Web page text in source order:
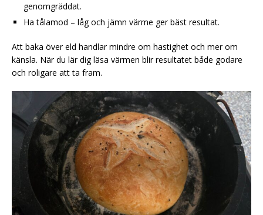
genomgräddat.
Ha tålamod – låg och jämn värme ger bäst resultat.
Att baka över eld handlar mindre om hastighet och mer om
känsla. När du lär dig läsa värmen blir resultatet både godare
och roligare att ta fram.